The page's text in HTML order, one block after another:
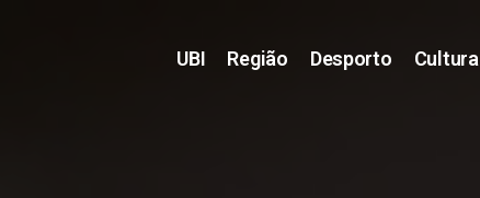
UBI Região Desporto Cultura